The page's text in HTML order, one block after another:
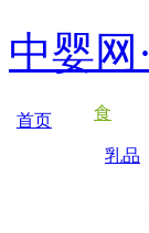
中婴网
首页 食
乳品